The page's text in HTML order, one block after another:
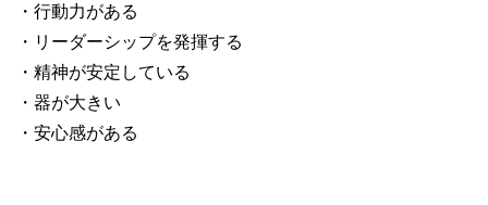
・行動力がある
・リーダーシップを発揮する
・精神が安定している
・器が大きい
・安心感がある